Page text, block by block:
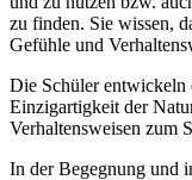
zu finden. Sie wissen,
Gefühle und
Die Schüler entwickeln
Einzigartigkeit der
Verhaltensweisen zum
In der Begegnung und